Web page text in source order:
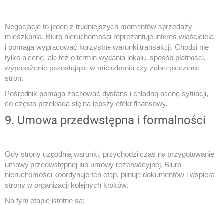
Negocjacje to jeden z trudniejszych momentów sprzedaży
mieszkania. Biuro nieruchomości reprezentuje interes właściciela
i pomaga wypracować korzystne warunki transakcji. Chodzi nie
tylko o cenę, ale też o termin wydania lokalu, sposób płatności,
wyposażenie pozostające w mieszkaniu czy zabezpieczenie
stron.
Pośrednik pomaga zachować dystans i chłodną ocenę sytuacji,
co często przekłada się na lepszy efekt finansowy.
9. Umowa przedwstępna i formalności
Gdy strony uzgodnią warunki, przychodzi czas na przygotowanie
umowy przedwstępnej lub umowy rezerwacyjnej. Biuro
nieruchomości koordynuje ten etap, pilnuje dokumentów i wspiera
strony w organizacji kolejnych kroków.
Na tym etapie istotne są: